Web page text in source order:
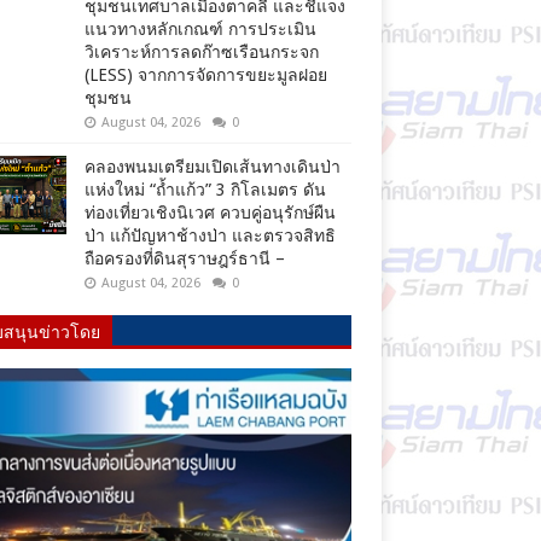
ชุมชนเทศบาลเมืองตาคลี และชี้แจง
แนวทางหลักเกณฑ์ การประเมิน
วิเคราะห์การลดก๊าซเรือนกระจก
(LESS) จากการจัดการขยะมูลฝอย
ชุมชน
August 04, 2026 0
คลองพนมเตรียมเปิดเส้นทางเดินป่า
แห่งใหม่ “ถ้ำแก้ว” 3 กิโลเมตร ดัน
ท่องเที่ยวเชิงนิเวศ ควบคู่อนุรักษ์ผืน
ป่า แก้ปัญหาช้างป่า และตรวจสิทธิ
ถือครองที่ดินสุราษฎร์ธานี –
August 04, 2026 0
นุนข่าวโดย